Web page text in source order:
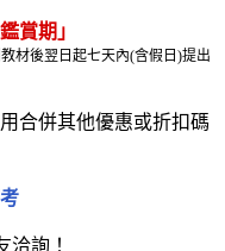
賞期」
材後翌日起七天內(含假日)提出
合併其他優惠或折扣碼
洽詢！